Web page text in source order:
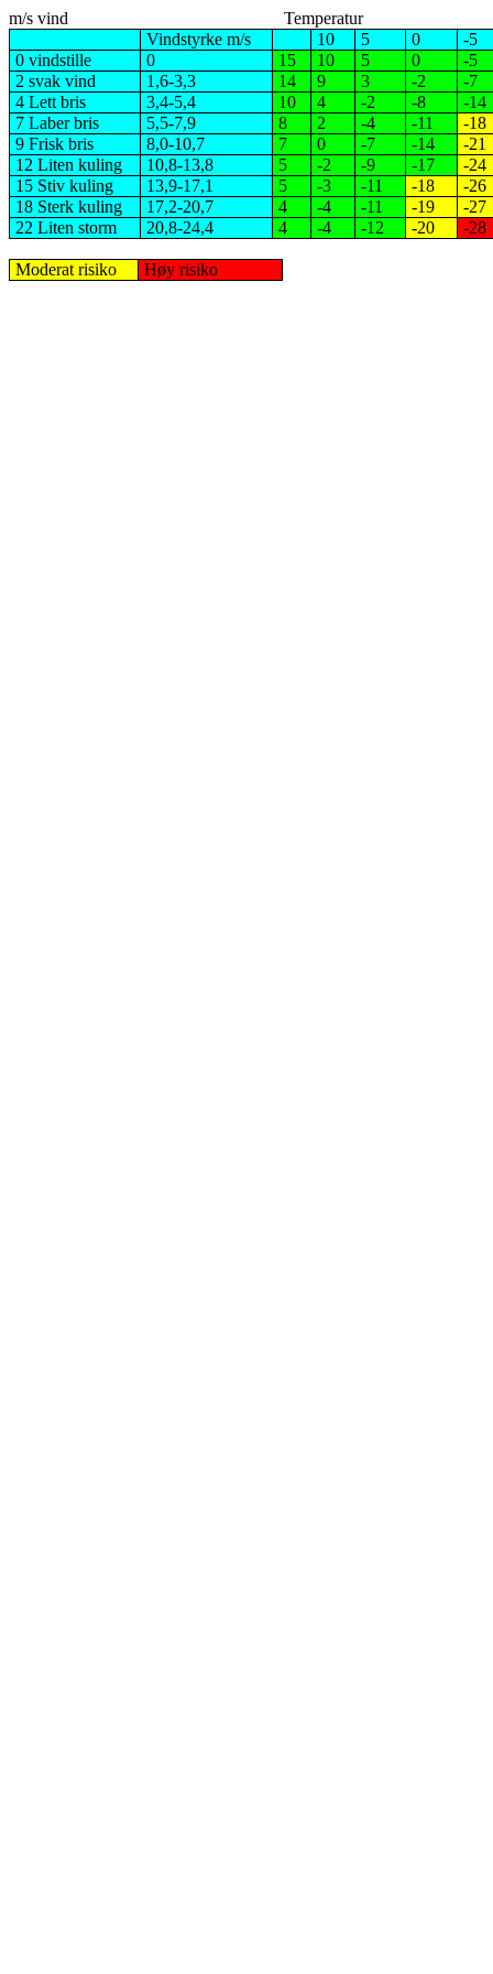
m/s vind
Temperatur
Vindstyrke m/s
10 5 0
-5
0 vindstille
0 15 10 5 0
-5
2 svak vind
1,6-3,3 14 9 3 -2
-7
4 Lett bris
3,4-5,4 10 4 -2 -8
-14
7 Laber bris
5,5-7,9 8 2 -4 -11
-18
9 Frisk bris
8,0-10,7 7 0 -7 -14
-21
12 Liten kuling
10,8-13,8 5 -2 -9 -17
-24
15 Stiv kuling
13,9-17,1 5 -3 -11 -18
-26
18 Sterk kuling
17,2-20,7 4 -4 -11 -19
-27
22 Liten storm
20,8-24,4 4 -4 -12 -20 -28
Moderat risiko Høy risiko